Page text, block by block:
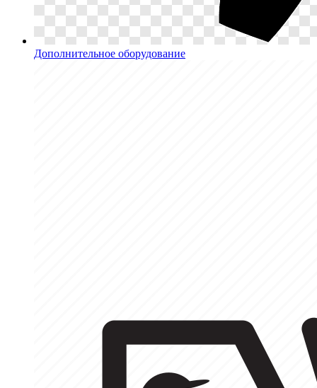
Дополнительное оборудование